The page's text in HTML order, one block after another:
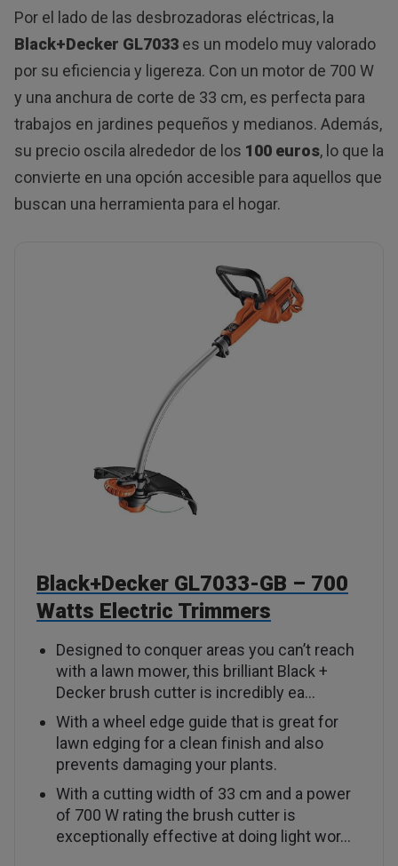
Por el lado de las desbrozadoras eléctricas, la
Black+Decker GL7033 es un modelo muy valorado
por su eficiencia y ligereza. Con un motor de 700 W
y una anchura de corte de 33 cm, es perfecta para
trabajos en jardines pequeños y medianos. Además,
su precio oscila alrededor de los 100 euros, lo que la
convierte en una opción accesible para aquellos que
buscan una herramienta para el hogar.
Black+Decker GL7033-GB – 700
Watts Electric Trimmers
Designed to conquer areas you can’t reach
with a lawn mower, this brilliant Black +
Decker brush cutter is incredibly ea…
With a wheel edge guide that is great for
lawn edging for a clean finish and also
prevents damaging your plants.
With a cutting width of 33 cm and a power
of 700 W rating the brush cutter is
exceptionally effective at doing light wor…